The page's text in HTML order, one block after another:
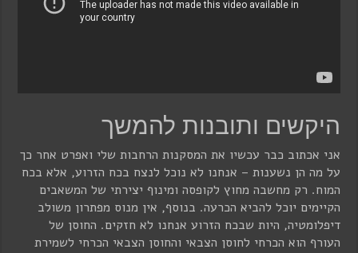
היקשים ותובנות להמשך
אני אכתוב כבר עכשיו את המסקנות הרחבות שלי ואפרט אחר כך
על מה הן נשענות – אנחנו לא נוכל לנצח בכח הזרוע, אלא בכח
המוח. רק מחשבה מחוץ לקופסה ומינוף יצירתי של המשאבים
הקיימים יוכל להביא הכרעה. בנוסף, אין מנוס מפתרון משולב
דיפלומטיה, היות שבכח הזרוע אנחנו לא חזקים. החוסן של
העורף הוא הכרחי לחוסן הצבאי והחוסן הצבאי הכרחי לשמירת